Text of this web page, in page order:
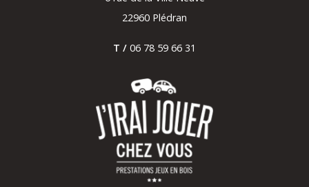
22960 Plédran
T / 06 78 59 66 31